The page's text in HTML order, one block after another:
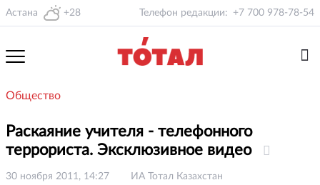
Астана +28 Телефон редакции: +7 700 978-78-54
Общество
Раскаяние учителя - телефонного
террориста. Эксклюзивное видео
30 ноября 2011, 14:27 ИА Тотал Казахстан